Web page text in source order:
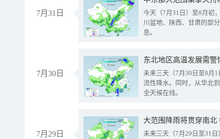
7月31日
今天（7月31日）至8月初
川盆地、陕西、甘肃的部
息。
7月30日
东北地区高温发展需
未来三天（7月30日至8月
流性降水。同时，从华北
全天候在线。
7月29日
大范围降雨将贯穿南
未来三天（7月29日至31